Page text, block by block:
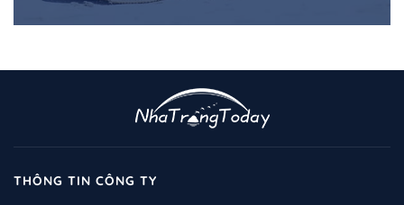
THÔNG TIN CÔNG TY